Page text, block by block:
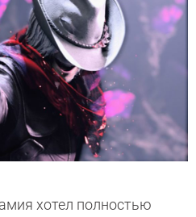
хотел полностью